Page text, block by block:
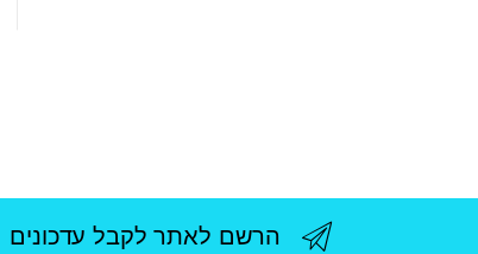
הרשם לאתר לקבל עדכונים